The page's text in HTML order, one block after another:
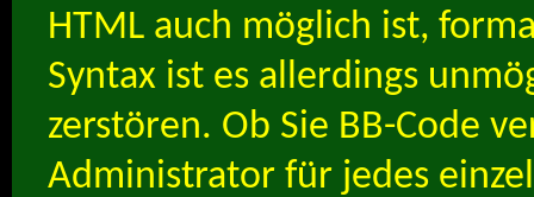
HTML auch möglich ist,
Syntax ist es allerdings
zerstören. Ob Sie BB-Code
Administrator für jedes